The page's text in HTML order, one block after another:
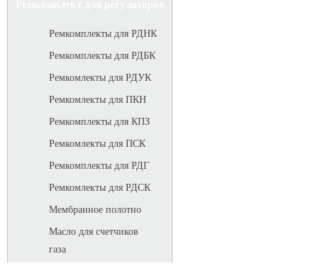
Ремкомплекты для РДНК
Ремкомплекты для РДБК
Ремкомлекты для РДУК
Ремкомлекты для ПКН
Ремкомплекты для КПЗ
Ремкомлекты для ПСК
Ремкомплекты для РДГ
Ремкомлекты для РДСК
Мембранное полотно
Масло для счетчиков
газа